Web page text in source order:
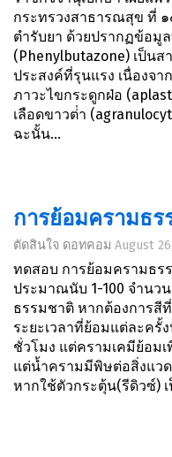
กระทรวงสาธารณสุข ที่
ตํารับยา ด้วยปรากฏข้อมู
(Phenylbutazone) เป็นส
ประสงค์ที่รุนแรง เนื่องจา
ภาวะไขกระดูกฝ่อ
เลือดขาวต่ํา
ฉะนั้น...
การย้อมครามธร
ตัดสินใจ ดอทคอม August
ทดสอบ การย้อมครามธร
ประมาณนับ 1-100 จำนวน
ธรรมชาติ หากต้องการสี
ระยะเวลาที่ย้อมแต่ละครั้
ชั่วโมง แต่ครามเคมีย้อมเ
แต่น้ำครามมีพิษต่อสิ่งแว
หากใช้ตัวกระตุ้น(รีดิวซ์)